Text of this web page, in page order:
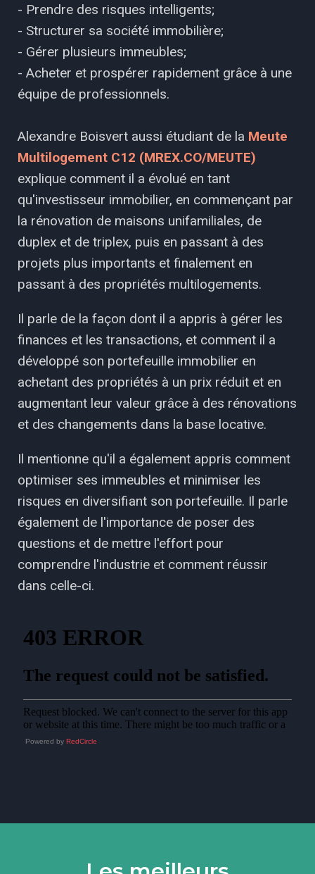
- Prendre des risques intelligents;
- Structurer sa société immobilière;
- Gérer plusieurs immeubles;
- Acheter et prospérer rapidement grâce à une
équipe de professionnels.
Alexandre Boisvert aussi étudiant de la Meute
Multilogement C12 (MREX.CO/MEUTE)
explique comment il a évolué en tant
qu'investisseur immobilier, en commençant par
la rénovation de maisons unifamiliales, de
duplex et de triplex, puis en passant à des
projets plus importants et finalement en
passant à des propriétés multilogements.
Il parle de la façon dont il a appris à gérer les
finances et les transactions, et comment il a
développé son portefeuille immobilier en
achetant des propriétés à un prix réduit et en
augmentant leur valeur grâce à des rénovations
et des changements dans la base locative.
Il mentionne qu'il a également appris comment
optimiser ses immeubles et minimiser les
risques en diversifiant son portefeuille. Il parle
également de l'importance de poser des
questions et de mettre l'effort pour
comprendre l'industrie et comment réussir
dans celle-ci.
Powered by RedCircle